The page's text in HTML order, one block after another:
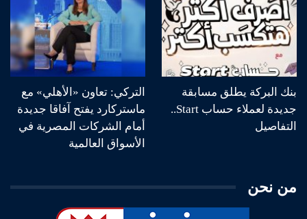
بنك البركة يطلق مسابقة
جديدة لعملاء حساب Start..
التفاصيل
التركي: تعاون «الأهلي» مع
ماستركارد يفتح آفاقا جديدة
أمام الشركات المصرية في
الأسواق العالمية
من نحن